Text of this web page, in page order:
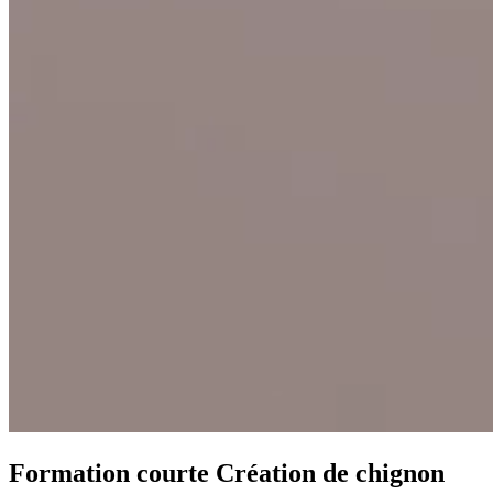
Formation courte Création de chignon